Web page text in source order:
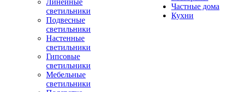
Линейные
светильники
Подвесные
светильники
Настенные
светильники
Гипсовые
светильники
Мебельные
светильники
Частные дома
Кухни